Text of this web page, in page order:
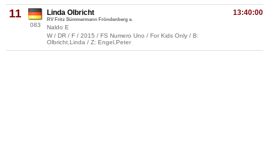
11
083
13:40:00
Linda Olbricht
RV Fritz Sümmermann Fröndenberg e.
Naldo E
W / DR / F / 2015 / FS Numero Uno / For Kids Only / B:
Olbricht,Linda / Z: Engel,Peter